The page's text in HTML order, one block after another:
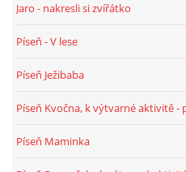
HÁDANKY K TÉMATU JARO,
BÁSNĚ K TÉMATU JARO
Jaro - nakresli si zvířátko
Píseň - V lese
Píseň Ježibaba
Píseň Kvočna, k výtvarné aktivitě -
Píseň Maminka